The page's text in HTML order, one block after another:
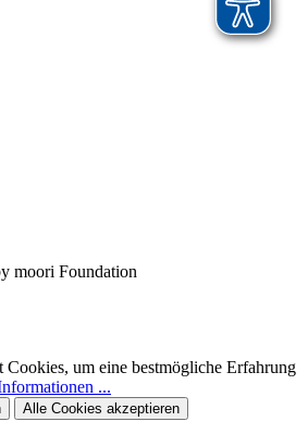
moori Foundation
Cookies, um eine bestmögliche Erfahrung
...
Alle Cookies akzeptieren